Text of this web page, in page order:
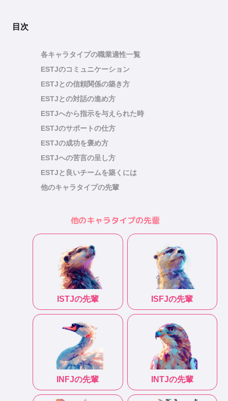
目次
各キャラタイプの職業適性一覧
ESTJのコミュニケーション
ESTJとの信頼関係の築き方
ESTJとの対話の進め方
ESTJへから指示を与えられた時
ESTJのサポートの仕方
ESTJの成功を褒め方
ESTJへの苦言の呈し方
ESTJと良いチームを築くには
他のキャラタイプの先輩
他のキャラタイプの先輩
ISTJの先輩 ISFJの先輩
INFJの先輩 INTJの先輩